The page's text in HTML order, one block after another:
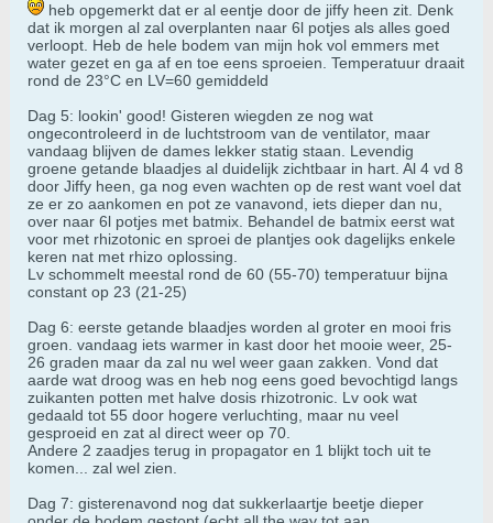
heb opgemerkt dat er al eentje door de jiffy heen zit. Denk
dat ik morgen al zal overplanten naar 6l potjes als alles goed
verloopt. Heb de hele bodem van mijn hok vol emmers met
water gezet en ga af en toe eens sproeien. Temperatuur draait
rond de 23°C en LV=60 gemiddeld
Dag 5: lookin' good! Gisteren wiegden ze nog wat
ongecontroleerd in de luchtstroom van de ventilator, maar
vandaag blijven de dames lekker statig staan. Levendig
groene getande blaadjes al duidelijk zichtbaar in hart. Al 4 vd 8
door Jiffy heen, ga nog even wachten op de rest want voel dat
ze er zo aankomen en pot ze vanavond, iets dieper dan nu,
over naar 6l potjes met batmix. Behandel de batmix eerst wat
voor met rhizotonic en sproei de plantjes ook dagelijks enkele
keren nat met rhizo oplossing.
Lv schommelt meestal rond de 60 (55-70) temperatuur bijna
constant op 23 (21-25)
Dag 6: eerste getande blaadjes worden al groter en mooi fris
groen. vandaag iets warmer in kast door het mooie weer, 25-
26 graden maar da zal nu wel weer gaan zakken. Vond dat
aarde wat droog was en heb nog eens goed bevochtigd langs
zuikanten potten met halve dosis rhizotronic. Lv ook wat
gedaald tot 55 door hogere verluchting, maar nu veel
gesproeid en zat al direct weer op 70.
Andere 2 zaadjes terug in propagator en 1 blijkt toch uit te
komen... zal wel zien.
Dag 7: gisterenavond nog dat sukkerlaartje beetje dieper